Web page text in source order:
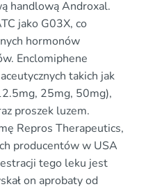
handlową Androxal.
jako G03X, co
hormonów
Enclomiphene
takich jak
25mg, 50mg),
proszek luzem.
Repros Therapeutics,
producentów w USA
tego leku jest
on aprobaty od